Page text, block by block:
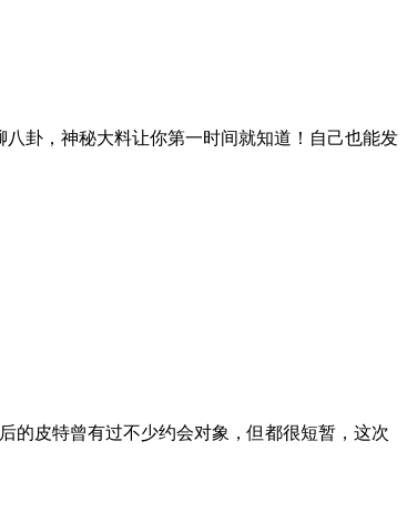
卦，神秘大料让你第一时间就知道！自己也能发
的皮特曾有过不少约会对象，但都很短暂，这次